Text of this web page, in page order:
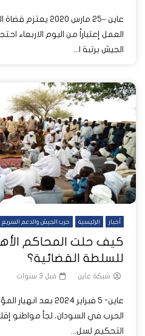
عاين –25 مارس
العمل إعتباراً من اليوم الاربعاء
الجيش برتبة ا...
أخبار الرئيسية حرب الجيش والدعم السريع
كيف حلت المحاكم
للسلطة القضائية؟
شبكة عاين قبل 3 سنوات
عاين- 5 فبراير 2024
الحرب في السودان، لجأ مواطنو
التحكيم لسل...